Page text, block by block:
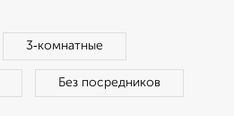
3‑комнатные
Без посредников